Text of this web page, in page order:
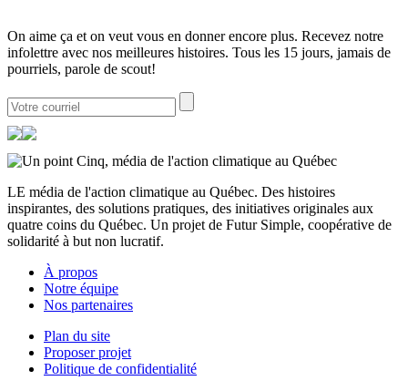
On aime ça et on veut vous en donner encore plus. Recevez notre
infolettre avec nos meilleures histoires. Tous les 15 jours, jamais de
pourriels, parole de scout!
LE média de l'action climatique au Québec. Des histoires
inspirantes, des solutions pratiques, des initiatives originales aux
quatre coins du Québec. Un projet de Futur Simple, coopérative de
solidarité à but non lucratif.
À propos
Notre équipe
Nos partenaires
Plan du site
Proposer projet
Politique de confidentialité